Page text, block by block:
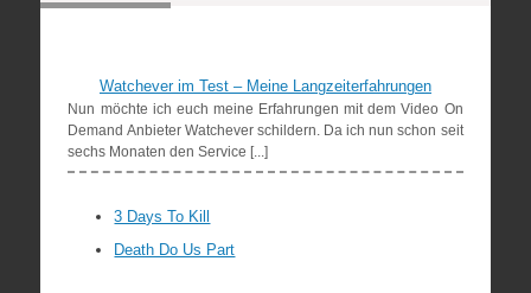
Watchever im Test – Meine Langzeiterfahrungen
Nun möchte ich euch meine Erfahrungen mit dem Video On
Demand Anbieter Watchever schildern. Da ich nun schon seit
sechs Monaten den Service [...]
3 Days To Kill
Death Do Us Part